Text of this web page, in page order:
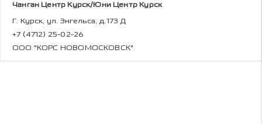
Чанган Центр Курск/Юни Центр Курск
Г. Курск, ул. Энгельса, д.173 Д
+7 (4712) 25-02-26
ООО "КОРС НОВОМОСКОВСК"